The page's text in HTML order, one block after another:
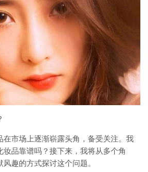
在市场上逐渐崭露头角，备受关注。我
妆品靠谱吗？接下来，我将从多个角
趣的方式探讨这个问题。